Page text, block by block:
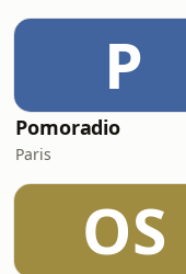
P
Pomoradio
Paris
OS